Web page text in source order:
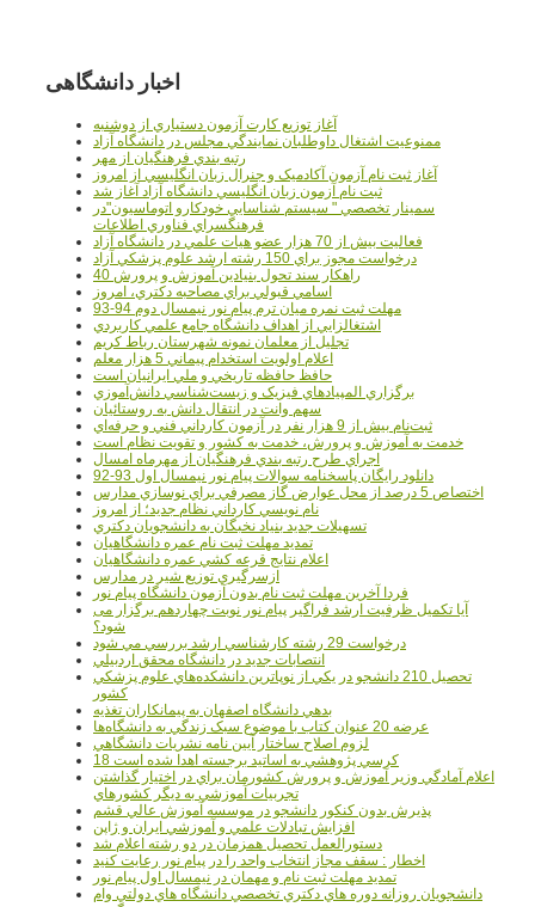
اخبار دانشگاهی
آغاز توزيع کارت آزمون دستياري از دوشنبه
ممنوعيت اشتغال داوطلبان نمايندگي مجلس در دانشگاه آزاد
رتبه بندي فرهنگيان از مهر
آغاز ثبت نام آزمون آکادميک و جنرال زبان انگليسي از امروز
ثبت نام آزمون زبان انگليسي دانشگاه آزاد آغاز شد
سمينار تخصصي " سيستم شناسايي خودکارو اتوماسيون"در
فرهنگسراي فناوري اطلاعات
فعاليت بيش از 70 هزار عضو هيات علمي در دانشگاه آزاد
درخواست مجوز براي 150 رشته ارشد علوم پزشکي آزاد
40 راهکار سند تحول بنيادين آموزش و پرورش
اسامي قبولي براي مصاحبه دکتري، امروز
مهلت ثبت نمره میان ترم پیام نور نیمسال دوم 94-93
اشتغالزايي از اهداف دانشگاه جامع علمي کاربردي
تجليل از معلمان نمونه شهرستان رباط کريم
اعلام اولويت استخدام پيماني 5 هزار معلم
حافظ حافظه تاريخي و ملي ايرانيان است
برگزاري المپيادهاي فيزيک و زيست‌شناسي دانش‌آموزي
سهم وانت در انتقال دانش به روستائيان
ثبت‌نام بيش از 9 هزار نفر در آزمون کارداني فني و حرفه‌اي
خدمت به آموزش و پرورش، خدمت به کشور و تقويت نظام است
اجراي طرح رتبه بندي فرهنگيان از مهرماه امسال
دانلود رایگان پاسخنامه سوالات پیام نور نیمسال اول 93-92
اختصاص 5 درصد از محل عوارض گاز مصرفي براي نوسازي مدارس
نام نويسي کارداني نظام جديد؛ از امروز
تسهيلات جديد بنياد نخبگان به دانشجويان دکتري
تمديد مهلت ثبت نام عمره دانشگاهيان
اعلام نتايج قرعه کشي عمره دانشگاهيان
ازسرگيري توزيع شير در مدارس
فردا آخرین مهلت ثبت نام بدون آزمون دانشگاه پیام نور
آیا تکمیل ظرفیت ارشد فراگیر پیام نور نوبت چهاردهم برگزار می
شود؟
درخواست 29 رشته کارشناسي ارشد بررسي مي شود
انتصابات جديد در دانشگاه محقق اردبيلي
تحصيل 210 دانشجو در يکي از نوپاترين دانشکده‌هاي علوم پزشکي
کشور
بدهي دانشگاه اصفهان به پيمانکاران تغذيه
عرضه 20 عنوان کتاب با موضوع سبک زندگي به دانشگاه‌ها
لزوم اصلاح ساختار آيين نامه نشريات دانشگاهي
18 کرسي پژوهشي به اساتيد برجسته اهدا شده است
اعلام آمادگي وزير آموزش و پرورش کشورمان براي در اختيار گذاشتن
تجربيات آموزشي به ديگر کشورهاي
پذيرش بدون کنکور دانشجو در موسسه آموزش عالي قشم
افزايش تبادلات علمي و آموزشي ايران و ژاپن
دستورالعمل تحصیل همزمان در دو رشته اعلام شد
اخطار : سقف مجاز انتخاب واحد را در پیام نور رعایت کنید
تمدید مهلت ثبت نام و مهمان در نیمسال اول پیام نور
دانشجويان روزانه دوره هاي دكتري تخصصي دانشگاه هاي دولتي وام